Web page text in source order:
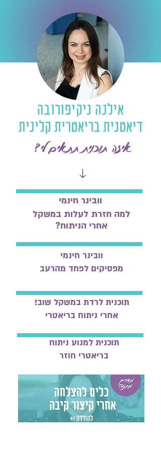
אילנה ניקיפורובה
דיאטנית בריאטרית קלינית
איזה תוכנית תתאים לי?
וובינר חינמי
למה חזרת לעלות במשקל
אחרי הניתוח?
וובינר חינמי
מפסיקים לפחד מהרעב
תוכנית לרדת במשקל שוב!
אחרי ניתוח בריאטרי
תוכנית למנוע ניתוח
בריאטרי חוזר